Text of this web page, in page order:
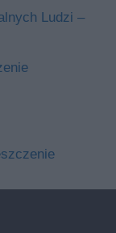
Ludzi –